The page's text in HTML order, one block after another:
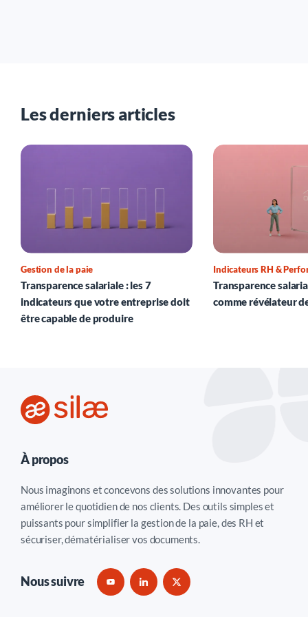
Les derniers articles
Gestion de la paie
Transparence salariale : les 7
indicateurs que votre entreprise doit
être capable de produire
Indicateurs RH &
Transparence
comme révélateur
À propos
Nous imaginons et concevons des solutions innovantes pour
améliorer le quotidien de nos clients. Des outils simples et
puissants pour simplifier la gestion de la paie, des RH et
sécuriser, dématérialiser vos documents.
Nous suivre